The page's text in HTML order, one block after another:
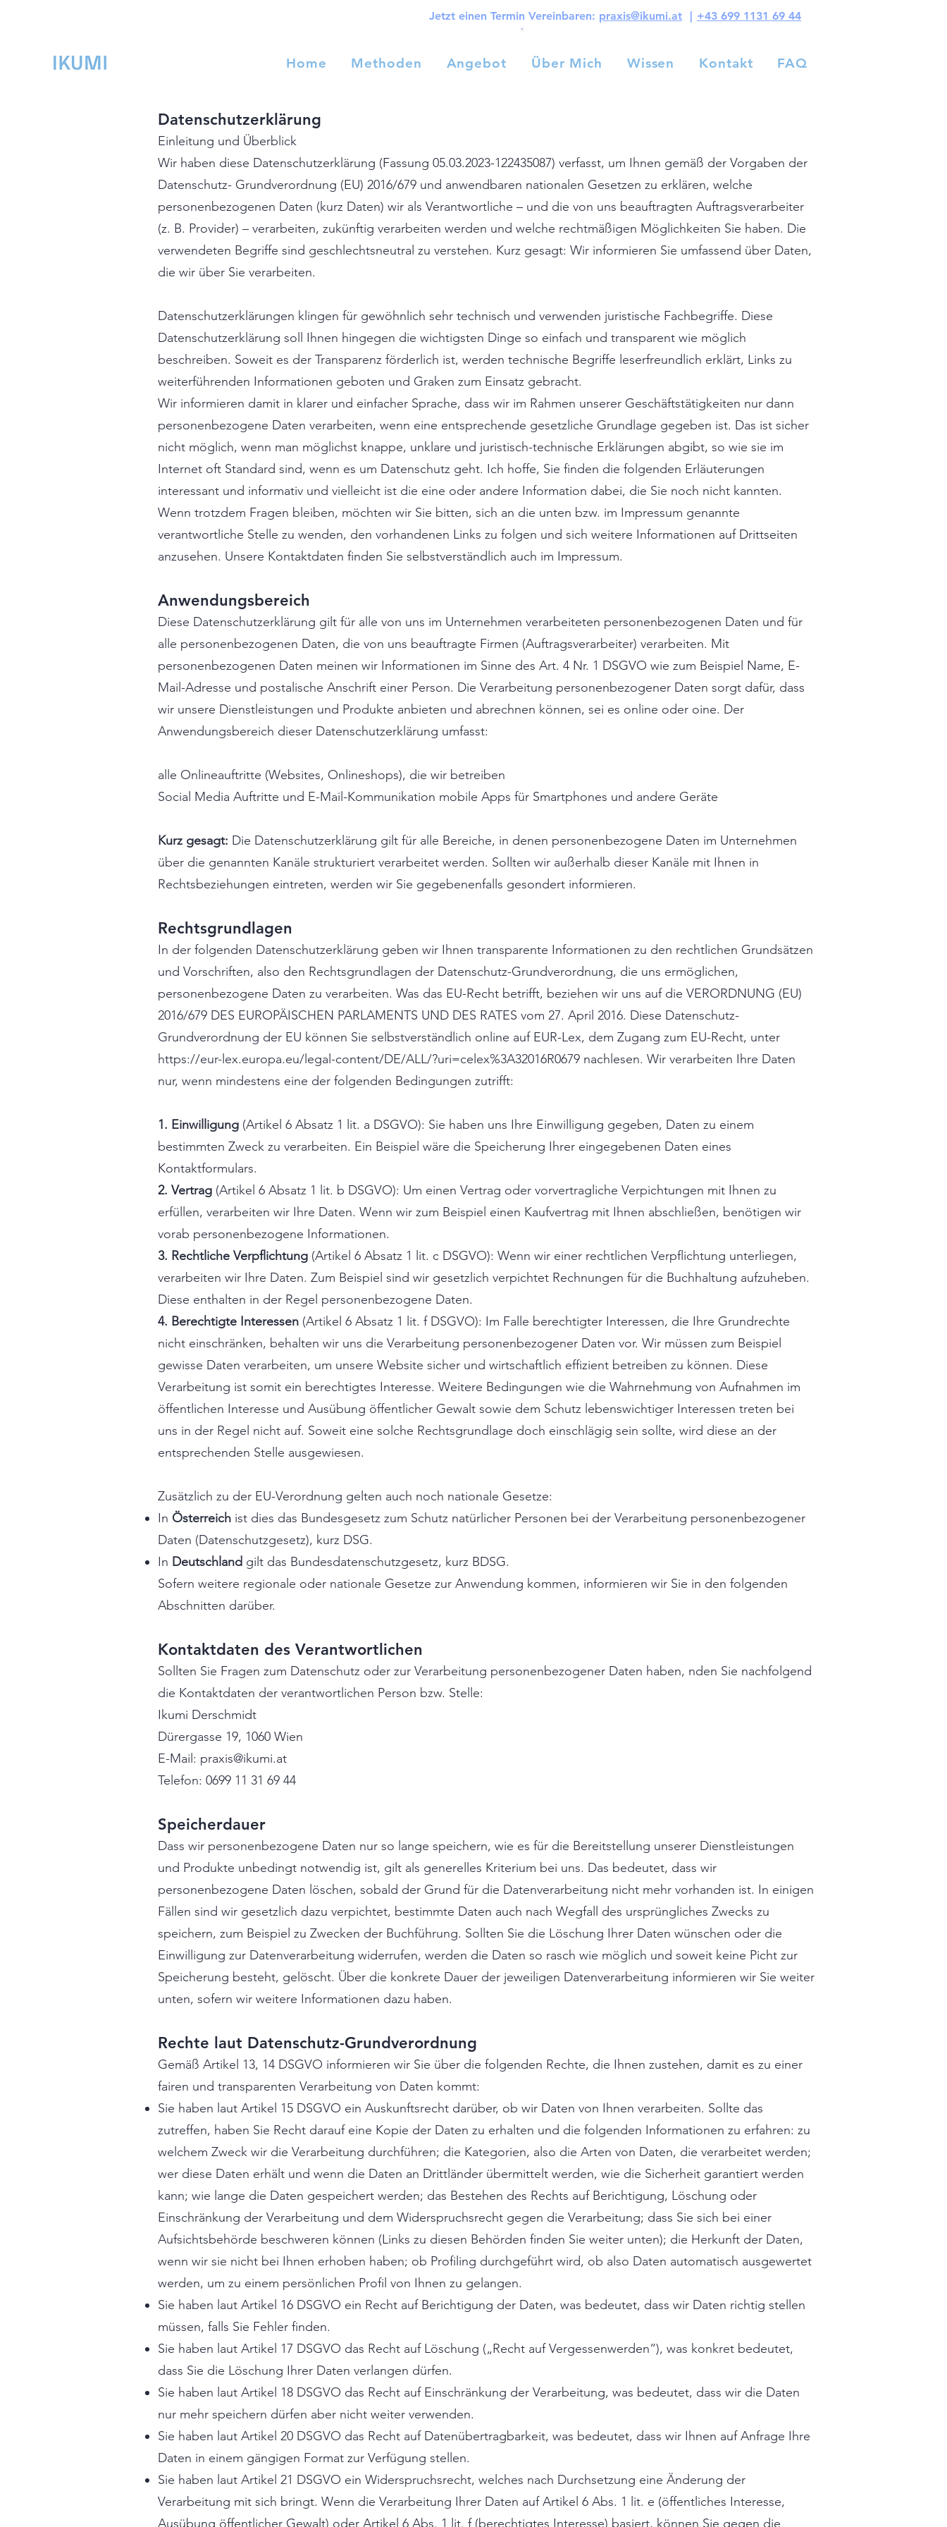
Jetzt einen Termin Vereinbaren: praxis@ikumi.at | +43 699 1131 69 44
Home Methoden Angebot Über Mich Wissen Kontakt FAQ
Datenschutzerklärung
Einleitung und Überblick
Wir haben diese Datenschutzerklärung (Fassung 05.03.2023-122435087) verfasst, um Ihnen gemäß der Vorgaben der
Datenschutz- Grundverordnung (EU) 2016/679 und anwendbaren nationalen Gesetzen zu erklären, welche
personenbezogenen Daten (kurz Daten) wir als Verantwortliche – und die von uns beauftragten Auftragsverarbeiter
(z. B. Provider) – verarbeiten, zukünftig verarbeiten werden und welche rechtmäßigen Möglichkeiten Sie haben. Die
verwendeten Begriffe sind geschlechtsneutral zu verstehen. Kurz gesagt: Wir informieren Sie umfassend über Daten,
die wir über Sie verarbeiten.
Datenschutzerklärungen klingen für gewöhnlich sehr technisch und verwenden juristische Fachbegriffe. Diese
Datenschutzerklärung soll Ihnen hingegen die wichtigsten Dinge so einfach und transparent wie möglich
beschreiben. Soweit es der Transparenz förderlich ist, werden technische Begriffe leserfreundlich erklärt, Links zu
weiterführenden Informationen geboten und Graken zum Einsatz gebracht.
Wir informieren damit in klarer und einfacher Sprache, dass wir im Rahmen unserer Geschäftstätigkeiten nur dann
personenbezogene Daten verarbeiten, wenn eine entsprechende gesetzliche Grundlage gegeben ist. Das ist sicher
nicht möglich, wenn man möglichst knappe, unklare und juristisch-technische Erklärungen abgibt, so wie sie im
Internet oft Standard sind, wenn es um Datenschutz geht. Ich hoffe, Sie finden die folgenden Erläuterungen
interessant und informativ und vielleicht ist die eine oder andere Information dabei, die Sie noch nicht kannten.
Wenn trotzdem Fragen bleiben, möchten wir Sie bitten, sich an die unten bzw. im Impressum genannte
verantwortliche Stelle zu wenden, den vorhandenen Links zu folgen und sich weitere Informationen auf Drittseiten
anzusehen. Unsere Kontaktdaten finden Sie selbstverständlich auch im Impressum.
Anwendungsbereich
Diese Datenschutzerklärung gilt für alle von uns im Unternehmen verarbeiteten personenbezogenen Daten und für
alle personenbezogenen Daten, die von uns beauftragte Firmen (Auftragsverarbeiter) verarbeiten. Mit
personenbezogenen Daten meinen wir Informationen im Sinne des Art. 4 Nr. 1 DSGVO wie zum Beispiel Name, E-
Mail-Adresse und postalische Anschrift einer Person. Die Verarbeitung personenbezogener Daten sorgt dafür, dass
wir unsere Dienstleistungen und Produkte anbieten und abrechnen können, sei es online oder oine. Der
Anwendungsbereich dieser Datenschutzerklärung umfasst:
alle Onlineauftritte (Websites, Onlineshops), die wir betreiben
Social Media Auftritte und E-Mail-Kommunikation mobile Apps für Smartphones und andere Geräte
Kurz gesagt: Die Datenschutzerklärung gilt für alle Bereiche, in denen personenbezogene Daten im Unternehmen
über die genannten Kanäle strukturiert verarbeitet werden. Sollten wir außerhalb dieser Kanäle mit Ihnen in
Rechtsbeziehungen eintreten, werden wir Sie gegebenenfalls gesondert informieren.
Rechtsgrundlagen
In der folgenden Datenschutzerklärung geben wir Ihnen transparente Informationen zu den rechtlichen Grundsätzen
und Vorschriften, also den Rechtsgrundlagen der Datenschutz-Grundverordnung, die uns ermöglichen,
personenbezogene Daten zu verarbeiten. Was das EU-Recht betrifft, beziehen wir uns auf die VERORDNUNG (EU)
2016/679 DES EUROPÄISCHEN PARLAMENTS UND DES RATES vom 27. April 2016. Diese Datenschutz-
Grundverordnung der EU können Sie selbstverständlich online auf EUR-Lex, dem Zugang zum EU-Recht, unter
https://eur-lex.europa.eu/legal-content/DE/ALL/?uri=celex%3A32016R0679 nachlesen. Wir verarbeiten Ihre Daten
nur, wenn mindestens eine der folgenden Bedingungen zutrifft:
1. Einwilligung (Artikel 6 Absatz 1 lit. a DSGVO): Sie haben uns Ihre Einwilligung gegeben, Daten zu einem
bestimmten Zweck zu verarbeiten. Ein Beispiel wäre die Speicherung Ihrer eingegebenen Daten eines
Kontaktformulars.
2. Vertrag (Artikel 6 Absatz 1 lit. b DSGVO): Um einen Vertrag oder vorvertragliche Verpichtungen mit Ihnen zu
erfüllen, verarbeiten wir Ihre Daten. Wenn wir zum Beispiel einen Kaufvertrag mit Ihnen abschließen, benötigen wir
vorab personenbezogene Informationen.
3. Rechtliche Verpflichtung (Artikel 6 Absatz 1 lit. c DSGVO): Wenn wir einer rechtlichen Verpflichtung unterliegen,
verarbeiten wir Ihre Daten. Zum Beispiel sind wir gesetzlich verpichtet Rechnungen für die Buchhaltung aufzuheben.
Diese enthalten in der Regel personenbezogene Daten.
4. Berechtigte Interessen (Artikel 6 Absatz 1 lit. f DSGVO): Im Falle berechtigter Interessen, die Ihre Grundrechte
nicht einschränken, behalten wir uns die Verarbeitung personenbezogener Daten vor. Wir müssen zum Beispiel
gewisse Daten verarbeiten, um unsere Website sicher und wirtschaftlich effizient betreiben zu können. Diese
Verarbeitung ist somit ein berechtigtes Interesse. Weitere Bedingungen wie die Wahrnehmung von Aufnahmen im
öffentlichen Interesse und Ausübung öffentlicher Gewalt sowie dem Schutz lebenswichtiger Interessen treten bei
uns in der Regel nicht auf. Soweit eine solche Rechtsgrundlage doch einschlägig sein sollte, wird diese an der
entsprechenden Stelle ausgewiesen.
Zusätzlich zu der EU-Verordnung gelten auch noch nationale Gesetze:
In Österreich ist dies das Bundesgesetz zum Schutz natürlicher Personen bei der Verarbeitung personenbezogener
Daten (Datenschutzgesetz), kurz DSG.
In Deutschland gilt das Bundesdatenschutzgesetz, kurz BDSG.
Sofern weitere regionale oder nationale Gesetze zur Anwendung kommen, informieren wir Sie in den folgenden
Abschnitten darüber.
Kontaktdaten des Verantwortlichen
Sollten Sie Fragen zum Datenschutz oder zur Verarbeitung personenbezogener Daten haben, nden Sie nachfolgend
die Kontaktdaten der verantwortlichen Person bzw. Stelle:
Ikumi Derschmidt
Dürergasse 19, 1060 Wien
E-Mail: praxis@ikumi.at
Telefon: 0699 11 31 69 44
Speicherdauer
Dass wir personenbezogene Daten nur so lange speichern, wie es für die Bereitstellung unserer Dienstleistungen
und Produkte unbedingt notwendig ist, gilt als generelles Kriterium bei uns. Das bedeutet, dass wir
personenbezogene Daten löschen, sobald der Grund für die Datenverarbeitung nicht mehr vorhanden ist. In einigen
Fällen sind wir gesetzlich dazu verpichtet, bestimmte Daten auch nach Wegfall des ursprüngliches Zwecks zu
speichern, zum Beispiel zu Zwecken der Buchführung. Sollten Sie die Löschung Ihrer Daten wünschen oder die
Einwilligung zur Datenverarbeitung widerrufen, werden die Daten so rasch wie möglich und soweit keine Picht zur
Speicherung besteht, gelöscht. Über die konkrete Dauer der jeweiligen Datenverarbeitung informieren wir Sie weiter
unten, sofern wir weitere Informationen dazu haben.
Rechte laut Datenschutz-Grundverordnung
Gemäß Artikel 13, 14 DSGVO informieren wir Sie über die folgenden Rechte, die Ihnen zustehen, damit es zu einer
fairen und transparenten Verarbeitung von Daten kommt:
Sie haben laut Artikel 15 DSGVO ein Auskunftsrecht darüber, ob wir Daten von Ihnen verarbeiten. Sollte das
zutreffen, haben Sie Recht darauf eine Kopie der Daten zu erhalten und die folgenden Informationen zu erfahren: zu
welchem Zweck wir die Verarbeitung durchführen; die Kategorien, also die Arten von Daten, die verarbeitet werden;
wer diese Daten erhält und wenn die Daten an Drittländer übermittelt werden, wie die Sicherheit garantiert werden
kann; wie lange die Daten gespeichert werden; das Bestehen des Rechts auf Berichtigung, Löschung oder
Einschränkung der Verarbeitung und dem Widerspruchsrecht gegen die Verarbeitung; dass Sie sich bei einer
Aufsichtsbehörde beschweren können (Links zu diesen Behörden finden Sie weiter unten); die Herkunft der Daten,
wenn wir sie nicht bei Ihnen erhoben haben; ob Profiling durchgeführt wird, ob also Daten automatisch ausgewertet
werden, um zu einem persönlichen Profil von Ihnen zu gelangen.
Sie haben laut Artikel 16 DSGVO ein Recht auf Berichtigung der Daten, was bedeutet, dass wir Daten richtig stellen
müssen, falls Sie Fehler finden.
Sie haben laut Artikel 17 DSGVO das Recht auf Löschung („Recht auf Vergessenwerden“), was konkret bedeutet,
dass Sie die Löschung Ihrer Daten verlangen dürfen.
Sie haben laut Artikel 18 DSGVO das Recht auf Einschränkung der Verarbeitung, was bedeutet, dass wir die Daten
nur mehr speichern dürfen aber nicht weiter verwenden.
Sie haben laut Artikel 20 DSGVO das Recht auf Datenübertragbarkeit, was bedeutet, dass wir Ihnen auf Anfrage Ihre
Daten in einem gängigen Format zur Verfügung stellen.
Sie haben laut Artikel 21 DSGVO ein Widerspruchsrecht, welches nach Durchsetzung eine Änderung der
Verarbeitung mit sich bringt. Wenn die Verarbeitung Ihrer Daten auf Artikel 6 Abs. 1 lit. e (öffentliches Interesse,
Ausübung öffentlicher Gewalt) oder Artikel 6 Abs. 1 lit. f (berechtigtes Interesse) basiert, können Sie gegen die
Home Methoden Angebot Über Mich Wissen Kontakt FAQ